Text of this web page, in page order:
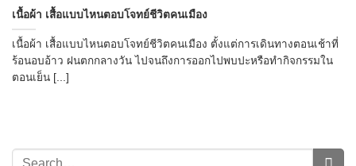
เนื้อผ้า เสื้อแบบไหนตอบโจทย์ชีวิตคนเมือง
เนื้อผ้า เสื้อแบบไหนตอบโจทย์ชีวิตคนเมือง ตั้งแต่การเดินทางตอนเช้าที่
ร้อนอบอ้าว ฝนตกกลางวัน ไปจนถึงการออกไปพบปะหรือทำกิจกรรมใน
ตอนเย็น [...]